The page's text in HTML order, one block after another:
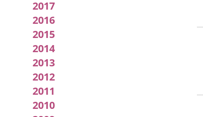
2017
2016
2015
2014
2013
2012
2011
2010